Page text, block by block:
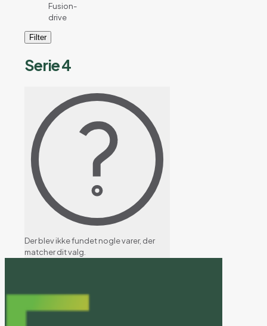
Serie 4
Der blev ikke fundet nogle varer, der
matcher dit valg.
Fusion-
drive
Filter